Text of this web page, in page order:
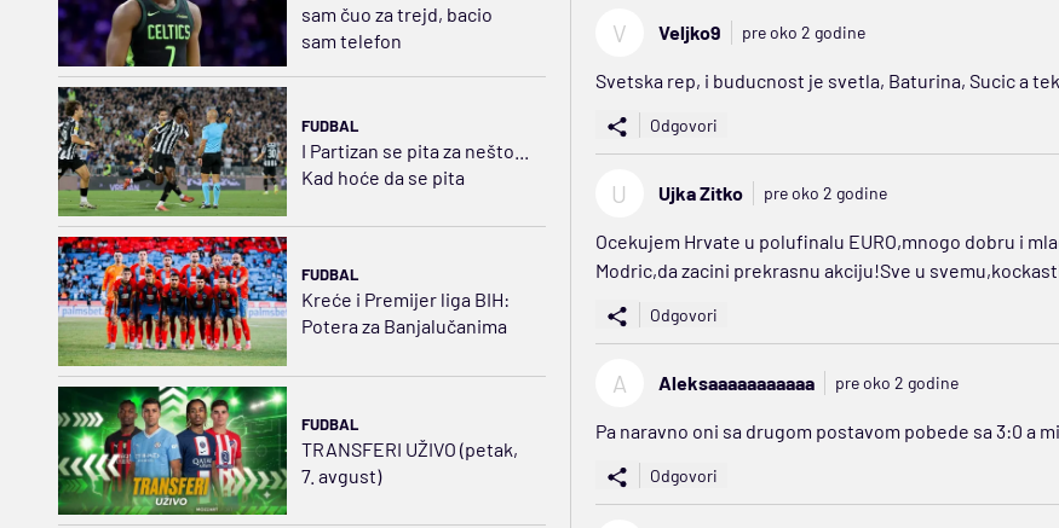
sam čuo za trejd, bacio
sam telefon
FUDBAL
I Partizan se pita za nešto...
Kad hoće da se pita
FUDBAL
Kreće i Premijer liga BIH:
Potera za Banjalučanima
FUDBAL
TRANSFERI UŽIVO (petak,
7. avgust)
V Veljko9 pre oko 2 godine
Svetska rep, i buducnost je svetla, Baturina, Sucic a tek
Odgovori
U Ujka Zitko pre oko 2 godine
Ocekujem Hrvate u polufinalu EURO,mnogo dobru i
Modric,da zacini prekrasnu akciju!Sve u
Odgovori
A Aleksaaaaaaaaaaa pre oko 2 godine
Pa naravno oni sa drugom postavom pobede sa 3:0 a
Odgovori